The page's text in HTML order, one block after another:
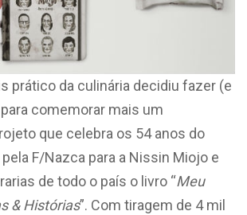
prático da culinária decidiu fazer (e
comemorar mais um
que celebra os 54 anos do
F/Nazca para a Nissin Miojo e
de todo o país o livro “Meu
& Histórias”. Com tiragem de 4 mil